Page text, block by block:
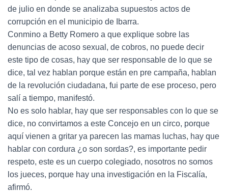
de julio en donde se analizaba supuestos actos de
corrupción en el municipio de Ibarra.
Conmino a Betty Romero a que explique sobre las
denuncias de acoso sexual, de cobros, no puede decir
este tipo de cosas, hay que ser responsable de lo que se
dice, tal vez hablan porque están en pre campaña, hablan
de la revolución ciudadana, fui parte de ese proceso, pero
salí a tiempo, manifestó.
No es solo hablar, hay que ser responsables con lo que se
dice, no convirtamos a este Concejo en un circo, porque
aquí vienen a gritar ya parecen las mamas luchas, hay que
hablar con cordura ¿o son sordas?, es importante pedir
respeto, este es un cuerpo colegiado, nosotros no somos
los jueces, porque hay una investigación en la Fiscalía,
afirmó.